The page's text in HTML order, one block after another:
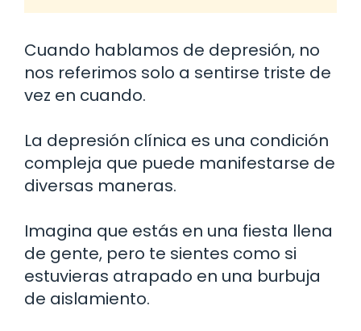
Cuando hablamos de depresión, no
nos referimos solo a sentirse triste de
vez en cuando.
La depresión clínica es una condición
compleja que puede manifestarse de
diversas maneras.
Imagina que estás en una fiesta llena
de gente, pero te sientes como si
estuvieras atrapado en una burbuja
de aislamiento.